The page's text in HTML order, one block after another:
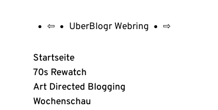
UberBlogr
Webring
Links
⇦ UberBlogr Webring ⇨
Startseite
70s Rewatch
Art Directed Blogging
Wochenschau